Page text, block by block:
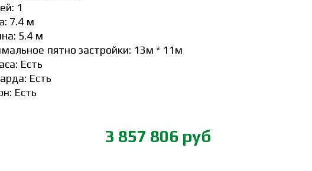
3 857 806 руб
1
7.4 м
5.4 м
пятно застройки: 13м * 11м
Есть
Есть
Есть